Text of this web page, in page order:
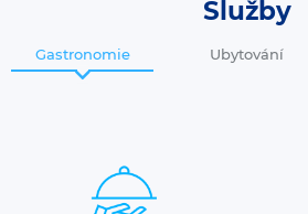
Služby
Gastronomie Ubytování